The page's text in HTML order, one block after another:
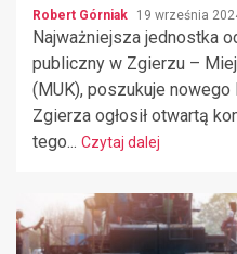
Robert Górniak 19 września
Najważniejsza jednostka
publiczny w Zgierzu –
(MUK), poszukuje
Zgierza ogłosił otwartą
tego... Czytaj dalej